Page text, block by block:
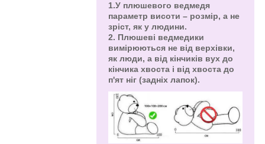
1.У плюшевого ведмедя
параметр висоти – розмір, а не
зріст, як у людини.
2. Плюшеві ведмедики
вимірюються не від верхівки,
як люди, а від кінчиків вух до
кінчика хвоста і від хвоста до
п'ят ніг (задніх лапок).